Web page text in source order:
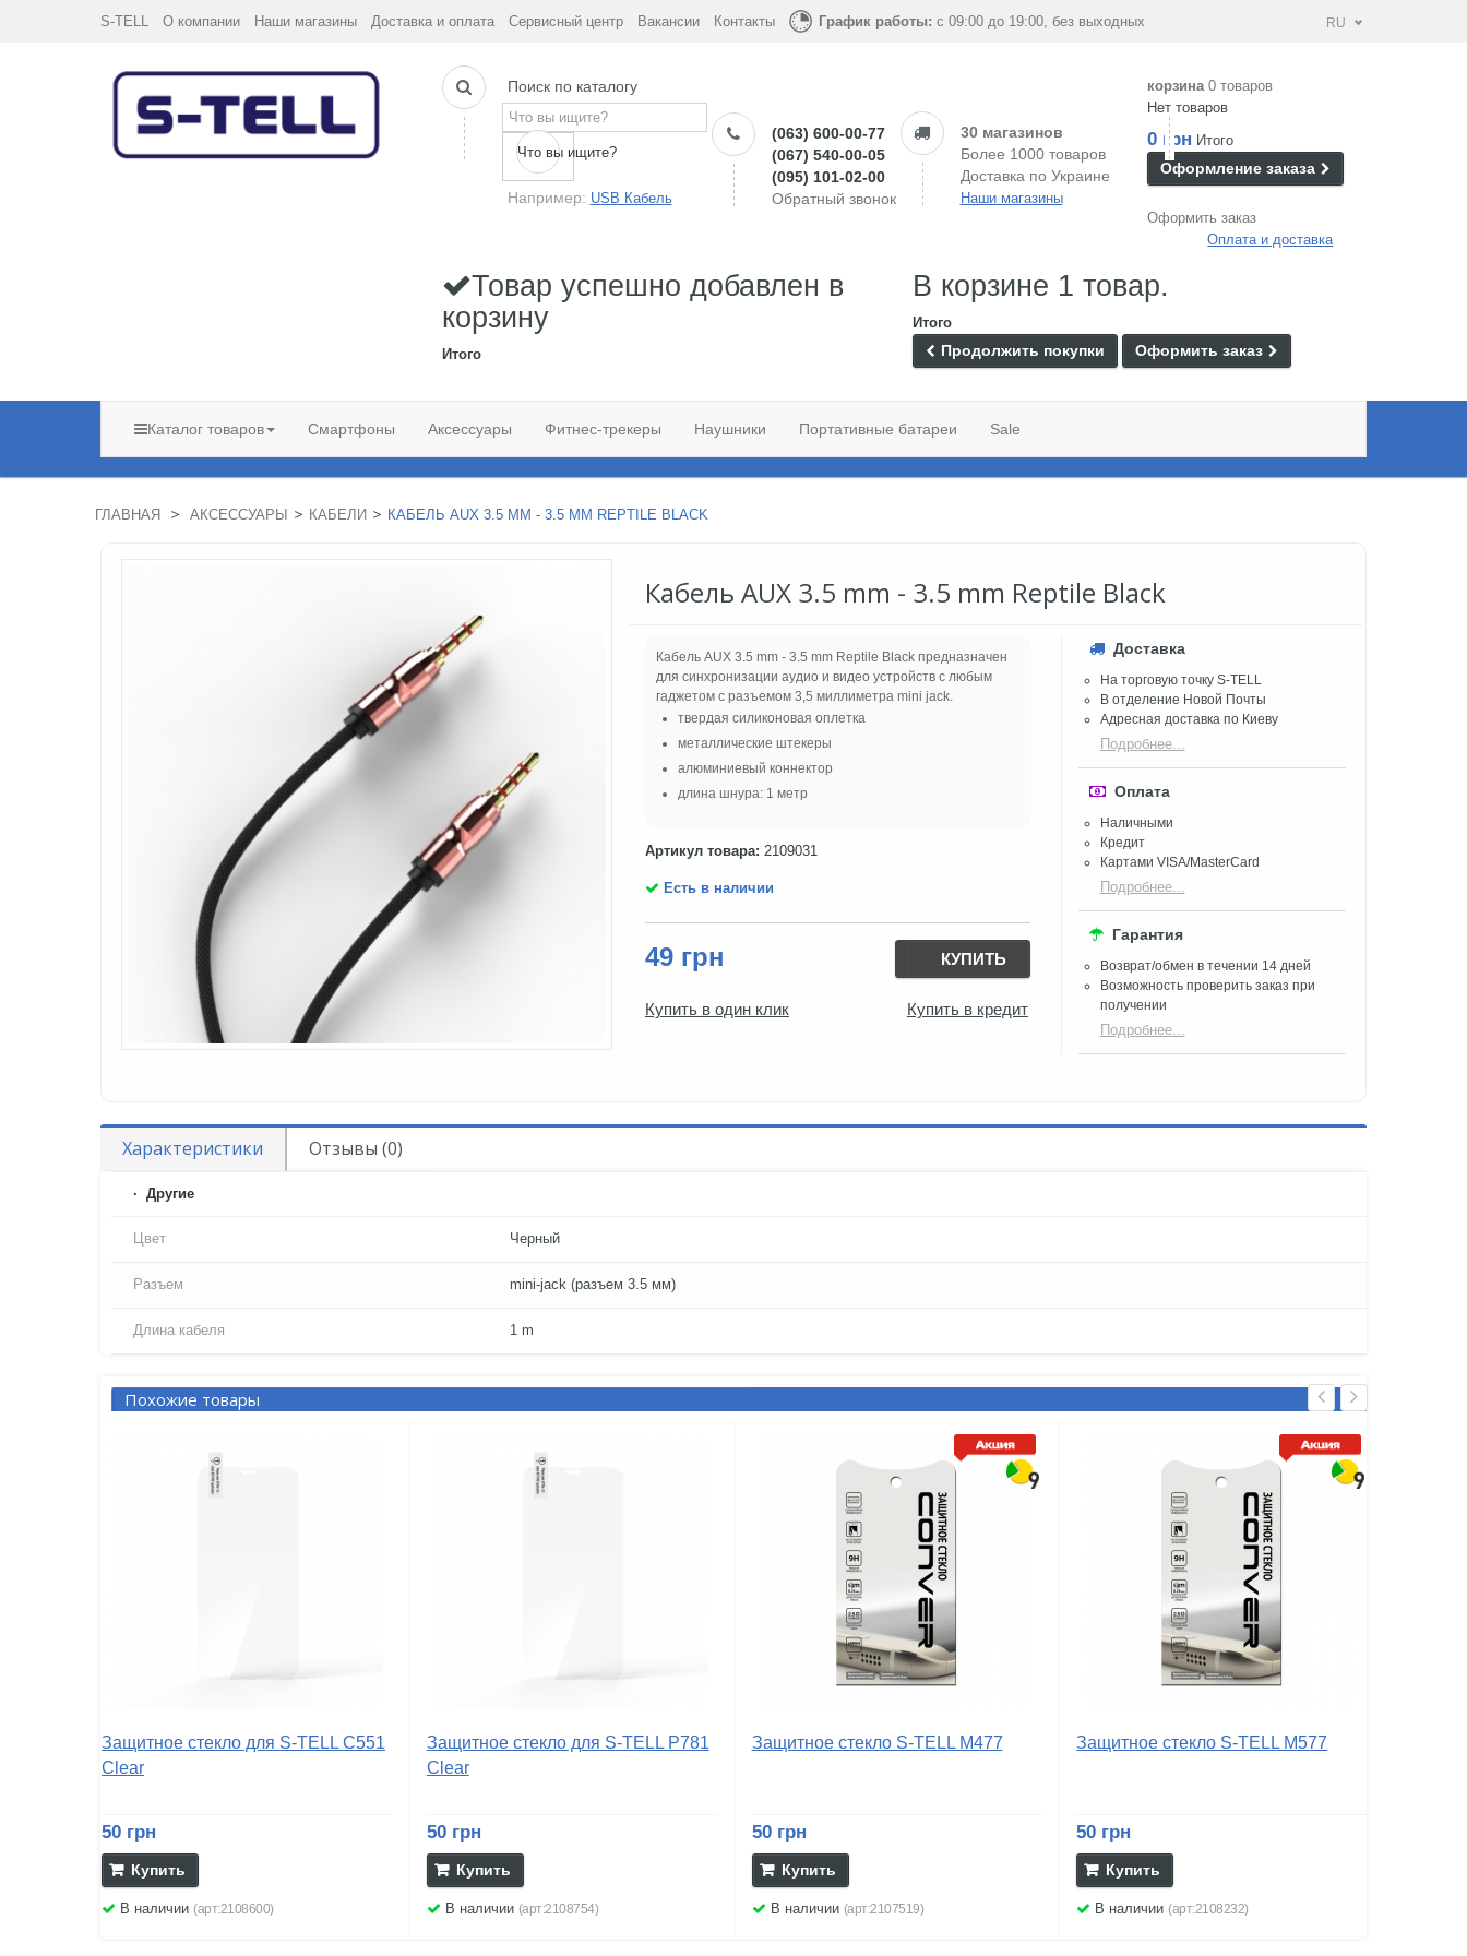
S-TELL О компании Наши магазины Доставка и оплата Сервисный центр Вакансии Контакты График работы: с 09:00 до 19:00, без выходных RU
Поиск по каталогу
Что вы ищите?
Например: USB Кабель
(063) 600-00-77
(067) 540-00-05
(095) 101-02-00
Обратный звонок
30 магазинов
Более 1000 товаров
Доставка по Украине
Наши магазины
корзина 0 товаров
Нет товаров
0 грн Итого
Оформление заказа
Оформить заказ
Оплата и доставка
Товар успешно добавлен в
корзину
Итого
В корзине 1 товар.
Итого
Продолжить покупки Оформить заказ
Каталог товаров Смартфоны Аксессуары Фитнес-трекеры Наушники Портативные батареи Sale
ГЛАВНАЯ > АКСЕССУАРЫ > КАБЕЛИ > КАБЕЛЬ AUX 3.5 MM - 3.5 MM REPTILE BLACK
Кабель AUX 3.5 mm - 3.5 mm Reptile Black
Кабель AUX 3.5 mm - 3.5 mm Reptile Black предназначен
для синхронизации аудио и видео устройств с любым
гаджетом с разъемом 3,5 миллиметра mini jack.
твердая силиконовая оплетка
металлические штекеры
алюминиевый коннектор
длина шнура: 1 метр
Артикул товара: 2109031
Есть в наличии
49 грн КУПИТЬ
Купить в один клик Купить в кредит
Доставка
На торговую точку S-TELL
В отделение Новой Почты
Адресная доставка по Киеву
Подробнее...
Оплата
Наличными
Кредит
Картами VISA/MasterCard
Подробнее...
Гарантия
Возврат/обмен в течении 14 дней
Возможность проверить заказ при
получении​
Подробнее...
Характеристики Отзывы (0)
Другие
Цвет Черный
Разъем mini-jack (разъем 3.5 мм)
Длина кабеля 1 m
Похожие товары
Защитное стекло для S-TELL C551
Clear
50 грн
Купить
В наличии (арт:2108600)
Защитное стекло для S-TELL P781
Clear
50 грн
Купить
В наличии (арт:2108754)
Защитное стекло S-TELL M477
50 грн
Купить
В наличии (арт:2107519)
Защитное стекло S-TELL M577
50 грн
Купить
В наличии(арт:2108232)